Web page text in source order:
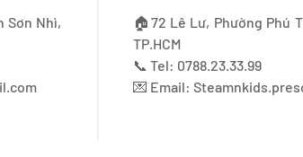
Sơn Nhì,
🏠72 Lê Lư, Phường Phú
TP.HCM
📞 Tel: 0788.23.33.99
💌 Email: